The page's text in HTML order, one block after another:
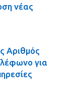
νέας
Αριθμός
για